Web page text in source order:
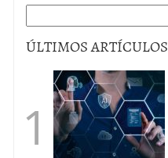
ÚLTIMOS ARTÍCULOS